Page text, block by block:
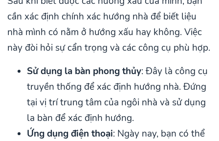
cần xác định chính xác hướng nhà để biết liệu
nhà mình có nằm ở hướng xấu hay không. Việc
này đòi hỏi sự cẩn trọng và các công cụ phù hợp.
Sử dụng la bàn phong thủy: Đây là công cụ
truyền thống để xác định hướng nhà. Đứng
tại vị trí trung tâm của ngôi nhà và sử dụng
la bàn để xác định hướng.
Ứng dụng điện thoại: Ngày nay, bạn có thể